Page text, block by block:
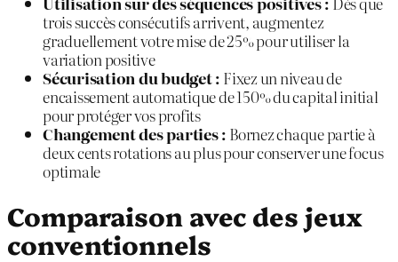
trois succès consécutifs arrivent, augmentez
graduellement votre mise de 25% pour utiliser la
variation positive
Sécurisation du budget : Fixez un niveau de
encaissement automatique de 150% du capital initial
pour protéger vos profits
Changement des parties : Bornez chaque partie à
deux cents rotations au plus pour conserver une focus
optimale
Comparaison avec des jeux
conventionnels